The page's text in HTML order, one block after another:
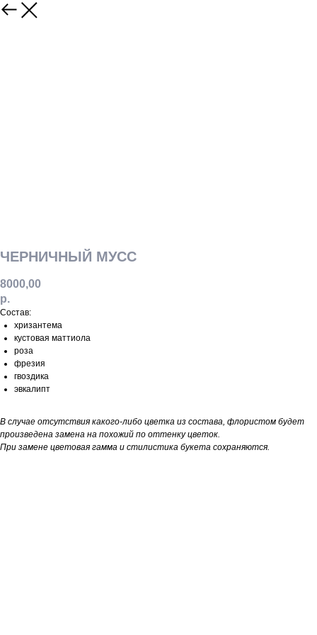
ЧЕРНИЧНЫЙ МУСС
8000,00
р.
Состав:
хризантема
кустовая маттиола
роза
фрезия
гвоздика
эвкалипт
В случае отсутствия какого-либо цветка из состава, флористом будет
произведена замена на похожий по оттенку цветок.
При замене цветовая гамма и стилистика букета сохраняются.